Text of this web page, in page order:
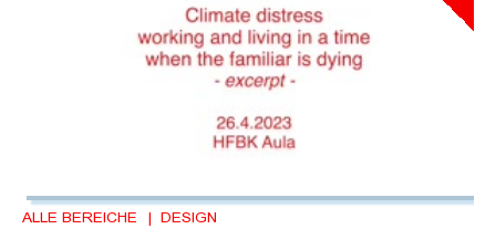
ALLE BEREICHE DESIGN